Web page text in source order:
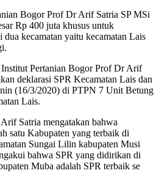
Bogor Prof Dr Arif Satria SP MSi
Rp 400 juta khusus untuk
kecamatan yaitu kecamatan Lais
Pertanian Bogor Prof Dr Arif
deklarasi SPR Kecamatan Lais dan
(16/3/2020) di PTPN 7 Unit Betung
Lais.
Satria mengatakan bahwa
satu Kabupaten yang terbaik di
Sungai Lilin kabupaten Musi
bahwa SPR yang didirikan di
Muba adalah SPR terbaik se